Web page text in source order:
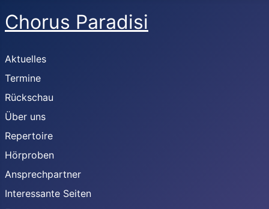
Chorus Paradisi
Aktuelles
Termine
Rückschau
Über uns
Repertoire
Hörproben
Ansprechpartner
Interessante Seiten